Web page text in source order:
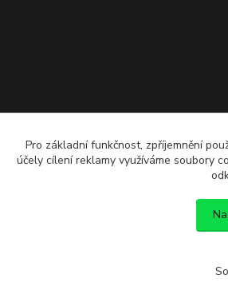
Pro základní funkčnost, zpříjemnění
účely cílení reklamy využíváme soubory